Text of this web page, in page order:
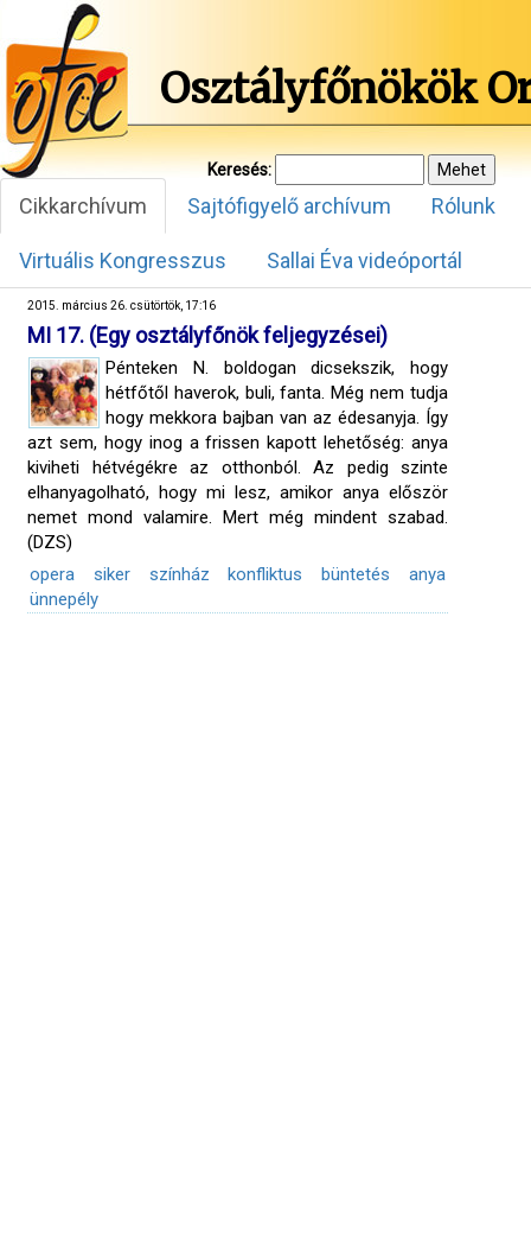
Osztályfőnökök
Keresés:
Cikkarchívum Sajtófigyelő archívum Rólunk
Virtuális Kongresszus Sallai Éva videóportál
2015. március 26. csütörtök, 17:16
MI 17. (Egy osztályfőnök feljegyzései)
Pénteken N. boldogan dicsekszik, hogy
hétfőtől haverok, buli, fanta. Még nem tudja
hogy mekkora bajban van az édesanyja. Így
azt sem, hogy inog a frissen kapott lehetőség: anya
kiviheti hétvégékre az otthonból. Az pedig szinte
elhanyagolható, hogy mi lesz, amikor anya először
nemet mond valamire. Mert még mindent szabad.
(DZS)
opera
siker színház konfliktus büntetés
anya
ünnepély